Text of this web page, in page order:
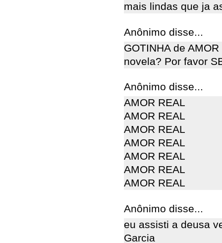
mais lindas que ja
Anônimo disse...
GOTINHA de
novela? Por favor
Anônimo disse...
AMOR REAL
AMOR REAL
AMOR REAL
AMOR REAL
AMOR REAL
AMOR REAL
AMOR REAL
Anônimo disse...
eu assisti a deusa
Garcia